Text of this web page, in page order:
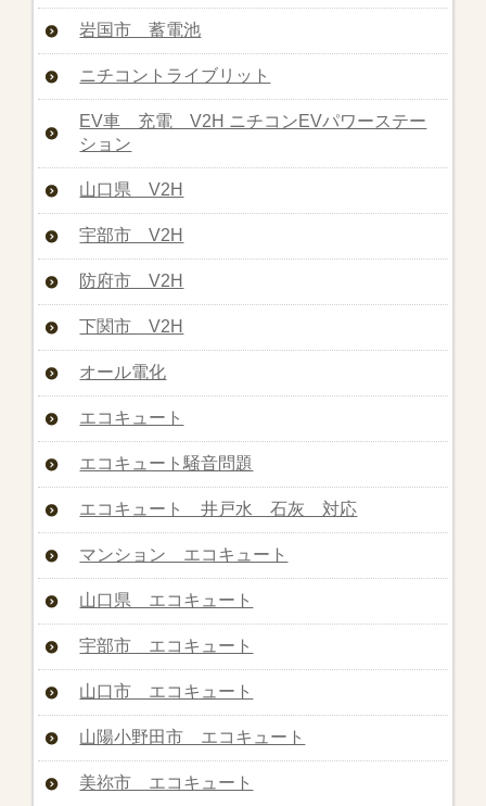
岩国市 蓄電池
ニチコントライブリット
EV車 充電 V2H ニチコンEVパワーステー
ション
山口県 V2H
宇部市 V2H
防府市 V2H
下関市 V2H
オール電化
エコキュート
エコキュート騒音問題
エコキュート 井戸水 石灰 対応
マンション エコキュート
山口県 エコキュート
宇部市 エコキュート
山口市 エコキュート
山陽小野田市 エコキュート
美祢市 エコキュート